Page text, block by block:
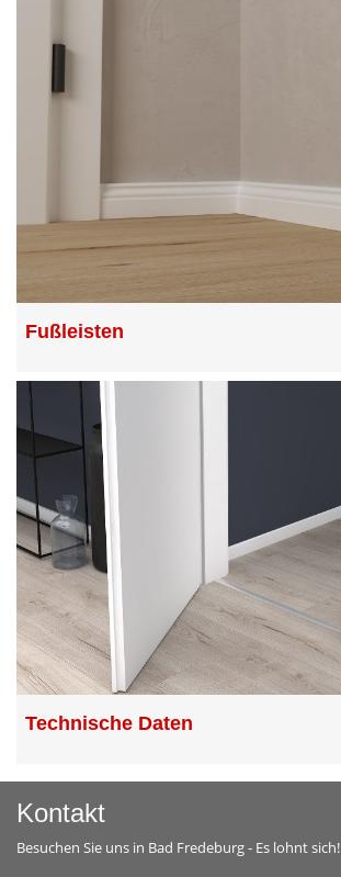
Fußleisten
Technische Daten
Kontakt
Besuchen Sie uns in Bad Fredeburg - Es lohnt sich!